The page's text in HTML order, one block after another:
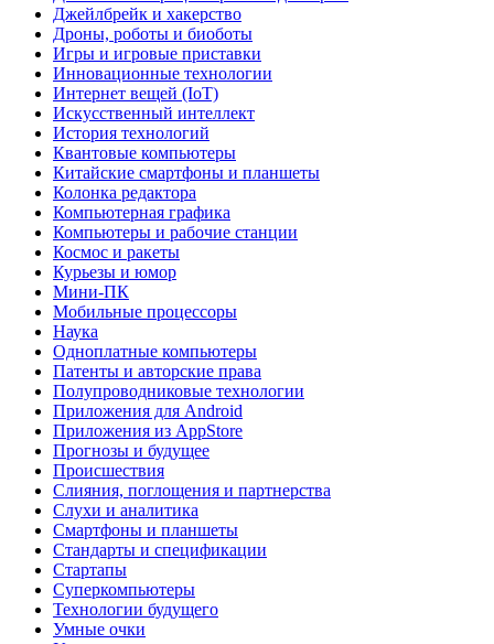
Джейлбрейк и хакерство
Дроны, роботы и биоботы
Игры и игровые приставки
Инновационные технологии
Интернет вещей (IoT)
Искусственный интеллект
История технологий
Квантовые компьютеры
Китайские смартфоны и планшеты
Колонка редактора
Компьютерная графика
Компьютеры и рабочие станции
Космос и ракеты
Курьезы и юмор
Мини-ПК
Мобильные процессоры
Наука
Одноплатные компьютеры
Патенты и авторские права
Полупроводниковые технологии
Приложения для Android
Приложения из AppStore
Прогнозы и будущее
Происшествия
Слияния, поглощения и партнерства
Слухи и аналитика
Смартфоны и планшеты
Стандарты и спецификации
Стартапы
Суперкомпьютеры
Технологии будущего
Умные очки